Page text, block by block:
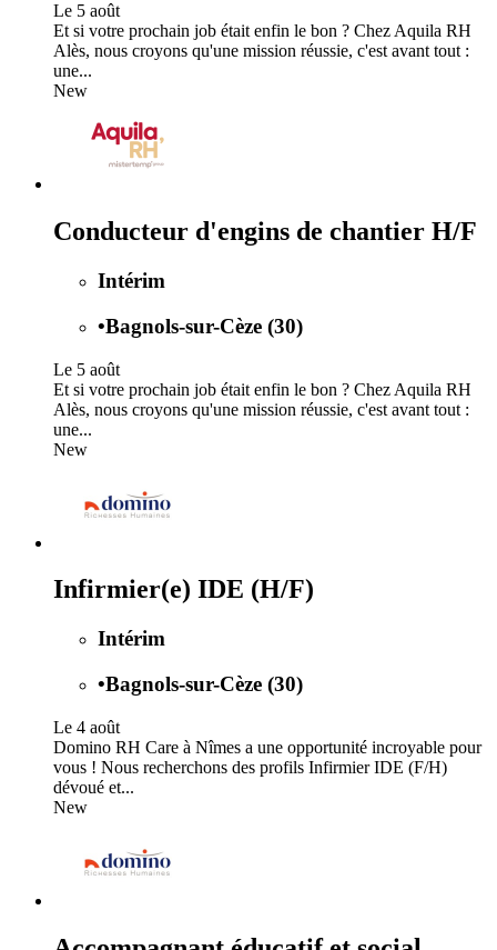
Le 5 août
Et si votre prochain job était enfin le bon ? Chez Aquila RH
Alès, nous croyons qu'une mission réussie, c'est avant tout :
une...
New
Conducteur d'engins de chantier H/F
Intérim
•Bagnols-sur-Cèze (30)
Le 5 août
Et si votre prochain job était enfin le bon ? Chez Aquila RH
Alès, nous croyons qu'une mission réussie, c'est avant tout :
une...
New
Infirmier(e) IDE (H/F)
Intérim
•Bagnols-sur-Cèze (30)
Le 4 août
Domino RH Care à Nîmes a une opportunité incroyable pour
vous ! Nous recherchons des profils Infirmier IDE (F/H)
dévoué et...
New